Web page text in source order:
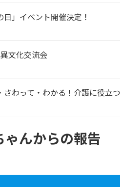
」イベント開催決定！
文化交流会
わって・わかる！介護に役立
ゃんからの報告